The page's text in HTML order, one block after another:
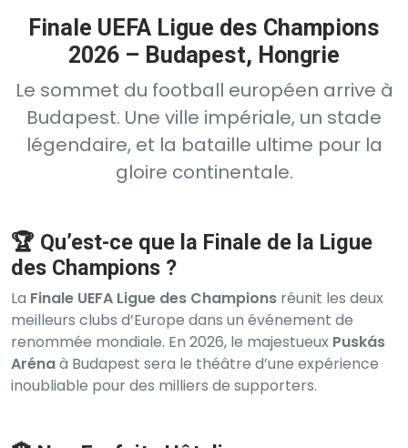
Finale UEFA Ligue des Champions
2026 – Budapest, Hongrie
Le sommet du football européen arrive à
Budapest. Une ville impériale, un stade
légendaire, et la bataille ultime pour la
gloire continentale.
🏆 Qu’est-ce que la Finale de la Ligue
des Champions ?
La Finale UEFA Ligue des Champions réunit les deux
meilleurs clubs d’Europe dans un événement de
renommée mondiale. En 2026, le majestueux Puskás
Arénaà Budapest sera le théâtre d’une expérience
inoubliable pour des milliers de supporters.